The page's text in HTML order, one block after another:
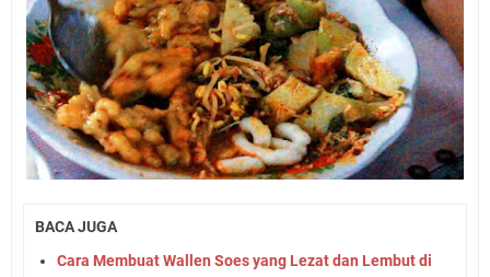
BACA JUGA
Cara Membuat Wallen Soes yang Lezat dan Lembut di